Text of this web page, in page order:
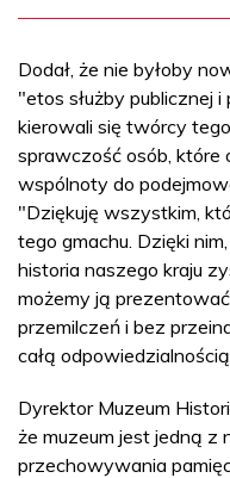
Dodał, że nie byłoby
"etos służby publicznej
kierowali się twórcy
sprawczość osób, które
wspólnoty do
"Dziękuję wszystkim,
tego gmachu. Dzięki
historia naszego kraju
możemy ją
przemilczeń i bez
całą
Dyrektor Muzeum
że muzeum jest jedną z
przechowywania